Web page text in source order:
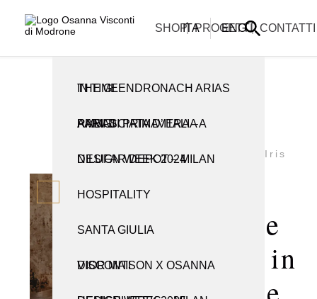
riapriranno lunedì 31 agosto.
ARTIGIANATO E TRADIZIONE
TUTTE LE CREAZIONI
CABINET
CONSOLLE
LAMPADE E APPLIQUE
LIBRERIE
PARAVENTI
SHOP
TUTTI I PRODOTTI
CANDELIERI
OBJETS D’ART
PER LA TAVOLA
VASI
PROGETTI
THE GLENDRONACH ARIAS IN TIME
RAMI DI PRIMAVERA – AMBASCIATA D’ITALIA A PARIGI
NILUFAR DEPOT – MILAN DESIGN WEEK 2024
HOSPITALITY
SANTA GIULIA
DIOR MAISON X OSANNA VISCONTI
CONTATTI
ITA ENG
Candelieri Iris
Candle
Holder in